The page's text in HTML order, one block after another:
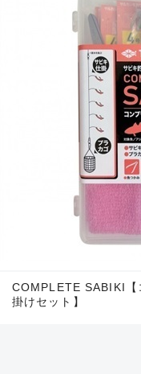
COMPLETE SABIKI【
掛けセット】